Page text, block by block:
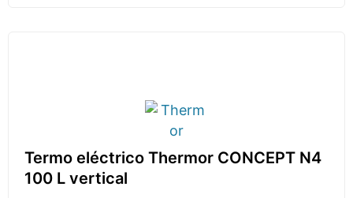
Termo eléctrico Thermor CONCEPT N4
100 L vertical